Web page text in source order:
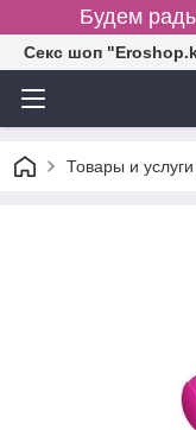
Будем
Секс шоп
Товары и услуги